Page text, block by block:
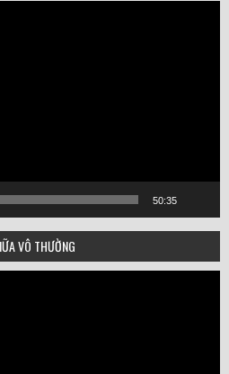
50:35
VÔ THƯỜNG